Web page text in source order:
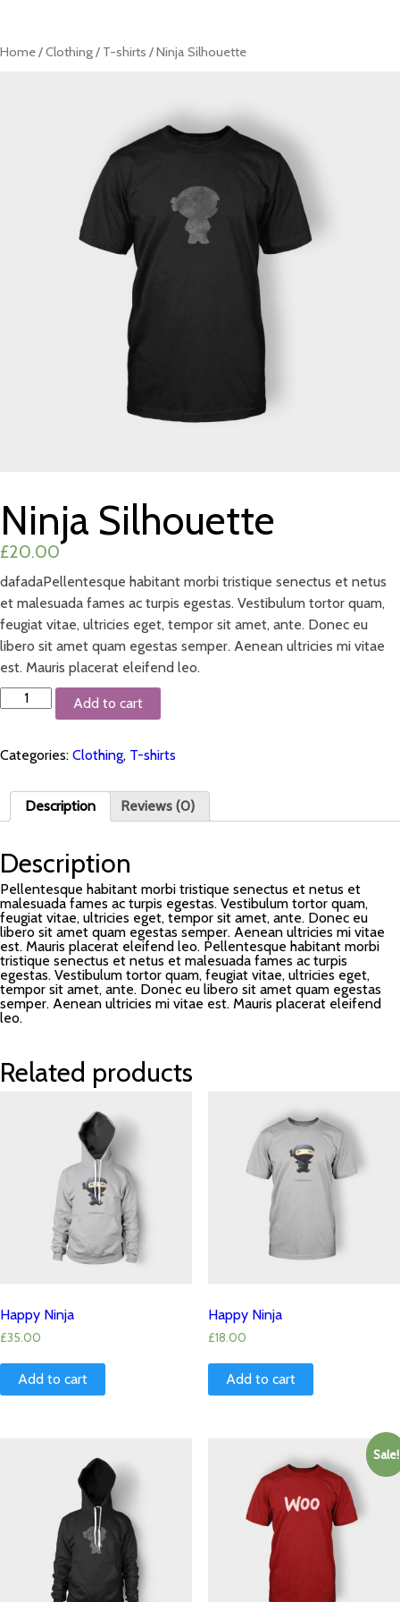
Home/Clothing/ T-shirts / Ninja Silhouette
Ninja Silhouette
£20.00
dafadaPellentesque habitant morbi tristique senectus et netus
et malesuada fames ac turpis egestas. Vestibulum tortor quam,
feugiat vitae, ultricies eget, tempor sit amet, ante. Donec eu
libero sit amet quam egestas semper. Aenean ultricies mi vitae
est. Mauris placerat eleifend leo.
Ninja
Silhouette
Add to cart
Categories: Clothing, T-shirts
Description Reviews (0)
Description
Pellentesque habitant morbi tristique senectus et netus et
malesuada fames ac turpis egestas. Vestibulum tortor quam,
feugiat vitae, ultricies eget, tempor sit amet, ante. Donec eu
libero sit amet quam egestas semper. Aenean ultricies mi vitae
est. Mauris placerat eleifend leo. Pellentesque habitant morbi
tristique senectus et netus et malesuada fames ac turpis
egestas. Vestibulum tortor quam, feugiat vitae, ultricies eget,
tempor sit amet, ante. Donec eu libero sit amet quam egestas
semper. Aenean ultricies mi vitae est. Mauris placerat eleifend
leo.
Related products
Happy Ninja
£35.00
Add to cart
Happy Ninja
£18.00
Add to cart
Sale!